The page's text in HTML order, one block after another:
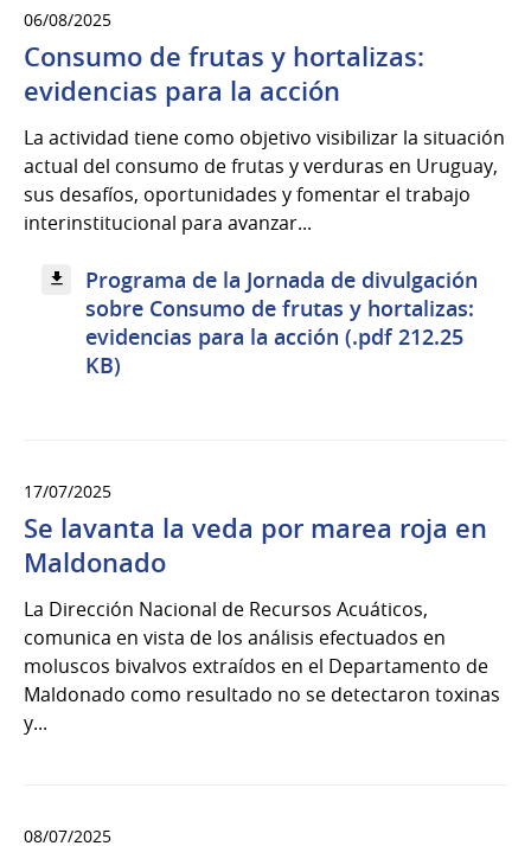
06/08/2025
Consumo de frutas y hortalizas:
evidencias para la acción
La actividad tiene como objetivo visibilizar la situación
actual del consumo de frutas y verduras en Uruguay,
sus desafíos, oportunidades y fomentar el trabajo
interinstitucional para avanzar...
Programa de la Jornada de divulgación
sobre Consumo de frutas y hortalizas:
evidencias para la acción (.pdf 212.25
KB)
17/07/2025
Se lavanta la veda por marea roja en
Maldonado
La Dirección Nacional de Recursos Acuáticos,
comunica en vista de los análisis efectuados en
moluscos bivalvos extraídos en el Departamento de
Maldonado como resultado no se detectaron toxinas
y...
08/07/2025